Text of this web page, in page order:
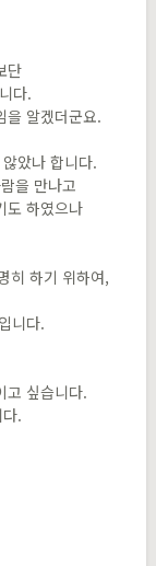
단
다.
을 알겠더군요.
았나 합니다.
을 만나고
도 하였으나
히 하기 위하여,
니다.
고 싶습니다.
.